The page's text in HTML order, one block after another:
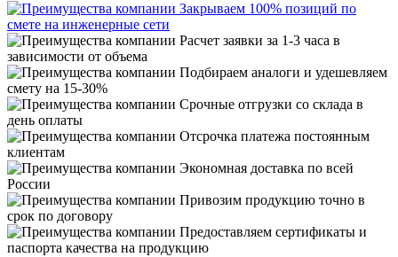
Закрываем 100% позиций по
смете на инженерные сети
Расчет заявки за 1-3 часа в
зависимости от объема
Подбираем аналоги и удешевляем
смету на 15-30%
Срочные отгрузки со склада в
день оплаты
Отсрочка платежа постоянным
клиентам
Экономная доставка по всей
России
Привозим продукцию точно в
срок по договору
Предоставляем сертификаты и
паспорта качества на продукцию